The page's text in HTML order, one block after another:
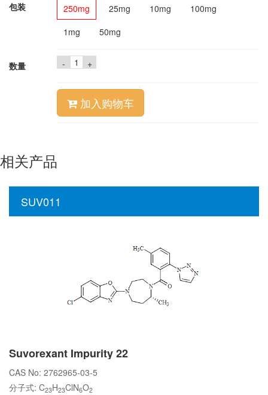
包装 250mg 25mg 10mg
100mg
1mg
50mg
数量 - +
加入购物车
相关产品
SUV011
Suvorexant Impurity 22
CAS No: 2762965-03-5
分子式: C23H23ClN6O2